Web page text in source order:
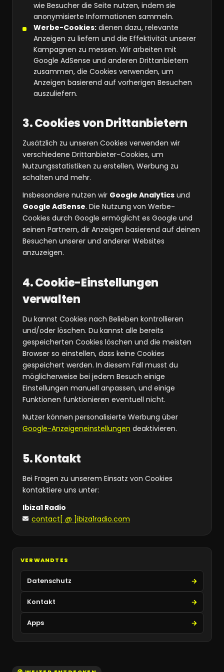
wie Besucher die Seite nutzen, indem sie
anonymisierte Informationen sammeln.
Werbe-Cookies: dienen dazu, relevante
Anzeigen zu liefern und die Effektivität unserer
Kampagnen zu messen. Wir arbeiten mit
Google AdSense und anderen Drittanbietern
zusammen, die Cookies verwenden, um
Anzeigen basierend auf vorherigen Besuchen
auszuliefern.
3. Cookies von Drittanbietern
Zusätzlich zu unseren Cookies verwenden wir
verschiedene Drittanbieter-Cookies, um
Nutzungsstatistiken zu erstellen, Werbung zu
schalten und mehr.
Insbesondere nutzen wir Google Analytics und
Google AdSense. Die Nutzung von Werbe-
Cookies durch Google ermöglicht es Google und
seinen Partnern, dir Anzeigen basierend auf deinen
Besuchen unserer und anderer Websites
anzuzeigen.
4. Cookie-Einstellungen
verwalten
Du kannst Cookies nach Belieben kontrollieren
und/oder löschen. Du kannst alle bereits
gespeicherten Cookies löschen und die meisten
Browser so einstellen, dass keine Cookies
gespeichert werden. In diesem Fall musst du
möglicherweise bei jedem Besuch einige
Einstellungen manuell anpassen, und einige
Funktionen funktionieren eventuell nicht.
Nutzer können personalisierte Werbung über
Google-Anzeigeneinstellungen deaktivieren.
5. Kontakt
Bei Fragen zu unserem Einsatz von Cookies
kontaktiere uns unter:
Ibiza1 Radio
contact[ @ ]ibiza1radio.com
VERWANDTES
Datenschutz
Kontakt
Apps